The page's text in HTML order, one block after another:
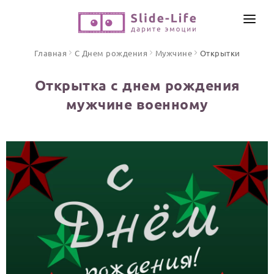
ПО ФОРМАТУ
Песни поздравления
Открытки
Стихи и тексты
ПРАЗДНИКИ
С Днем рождения
Юбилей
ИНСТРУМЕНТЫ
ЦЕНЫ
ОТЗЫВЫ
Главная С Днем рождения Мужчине Открытки
Открытка с днем рождения
мужчине военному